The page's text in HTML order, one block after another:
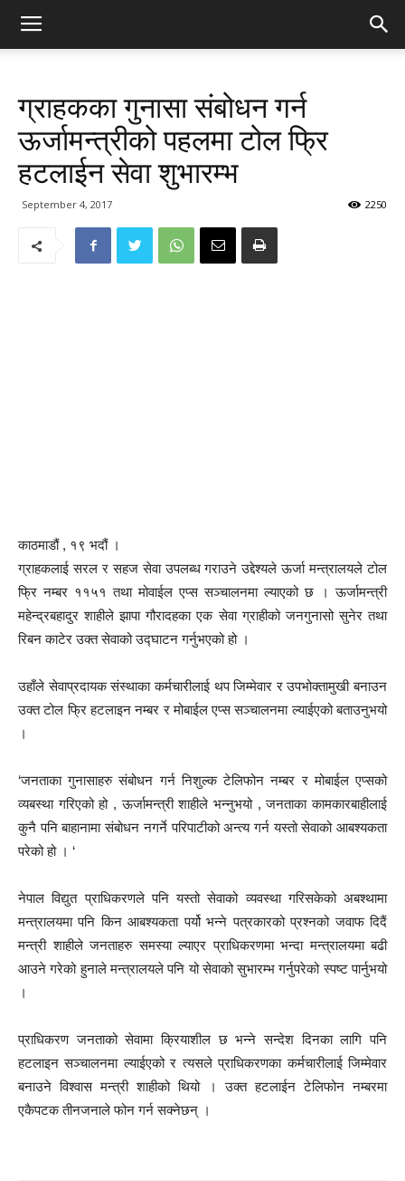
ग्राहकका गुनासा संबोधन गर्न
ऊर्जामन्त्रीको पहलमा टोल फ्रि
हटलाईन सेवा शुभारम्भ
September 4, 2017 2250
काठमाडौं , १९ भदौं ।
ग्राहकलाई सरल र सहज सेवा उपलब्ध गराउने उद्देश्यले ऊर्जा मन्त्रालयले टोल
फ्रि नम्बर ११५१ तथा मोवाईल एप्स सञ्चालनमा ल्याएको छ । ऊर्जामन्त्री
महेन्द्रबहादुर शाहीले झापा गौरादहका एक सेवा ग्राहीको जनगुनासो सुनेर तथा
रिबन काटेर उक्त सेवाको उद्घाटन गर्नुभएको हो ।
उहाँले सेवाप्रदायक संस्थाका कर्मचारीलाई थप जिम्मेवार र उपभोक्तामुखी बनाउन
उक्त टोल फ्रि हटलाइन नम्बर र मोबाईल एप्स सञ्चालनमा ल्याईएको बताउनुभयो
।
‘जनताका गुनासाहरु संबोधन गर्न निशुल्क टेलिफोन नम्बर र मोबाईल एप्सको
व्यबस्था गरिएको हो , ऊर्जामन्त्री शाहीले भन्नुभयो , जनताका कामकारबाहीलाई
कुनै पनि बाहानामा संबोधन नगर्ने परिपाटीको अन्त्य गर्न यस्तो सेवाको आबश्यकता
परेको हो । ‘
नेपाल विद्युत प्राधिकरणले पनि यस्तो सेवाको व्यवस्था गरिसकेको अबश्थामा
मन्त्रालयमा पनि किन आबश्यकता पर्यो भन्ने पत्रकारको प्रश्नको जवाफ दिदैं
मन्त्री शाहीले जनताहरु समस्या ल्याएर प्राधिकरणमा भन्दा मन्त्रालयमा बढी
आउने गरेको हुनाले मन्त्रालयले पनि यो सेवाको सुभारम्भ गर्नुपरेको स्पष्ट पार्नुभयो
।
प्राधिकरण जनताको सेवामा क्रियाशील छ भन्ने सन्देश दिनका लागि पनि
हटलाइन सञ्चालनमा ल्याईएको र त्यसले प्राधिकरणका कर्मचारीलाई जिम्मेवार
बनाउने विश्वास मन्त्री शाहीको थियो । उक्त हटलाईन टेलिफोन नम्बरमा
एकैपटक तीनजनाले फोन गर्न सक्नेछन् ।